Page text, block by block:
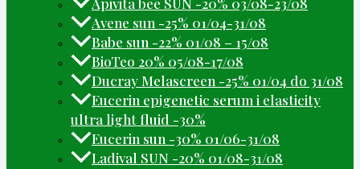
Avene sun -25% 01/04-31/08
Babe sun -22% 01/08 – 15/08
BioTeo 20% 05/08-17/08
Ducray Melascreen -25% 01/04 do 31/08
Eucerin epigenetic serum i elasticity
ultra light fluid -30%
Eucerin sun -30% 01/06-31/08
Ladival SUN -20% 01/08-31/08